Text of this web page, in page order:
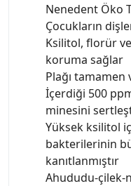
Nenedent Öko
Çocukların
Ksilitol, florür
koruma sağlar
Plağı
İçerdiği 500
minesini
Yüksek ksilitol
bakterilerinin
kanıtlanmıştır
Ahududu-çilek-